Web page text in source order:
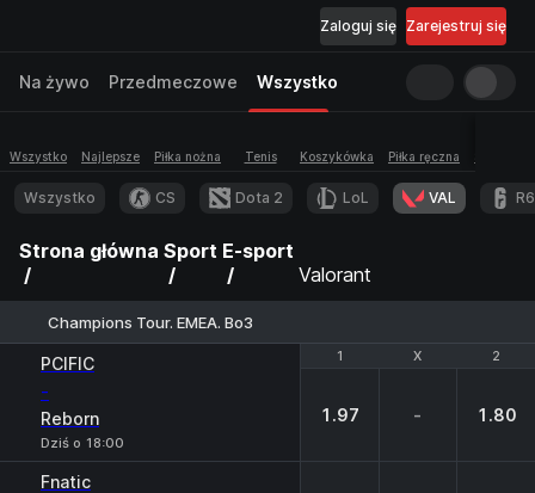
Zarejestruj się
Zaloguj się
Na żywo Przedmeczowe Wszystko
Wszystko Najlepsze Piłka nożna Tenis Koszykówka Piłka ręczna
Wszystko CS Dota 2 LoL VAL
Strona główna Sport E-sport
Valorant
Champions Tour. EMEA. Bo3
1 X 2
PCIFIC
-
Reborn
Dziś o 18:00
1 X 2
1.97 - 1.80
Fnatic